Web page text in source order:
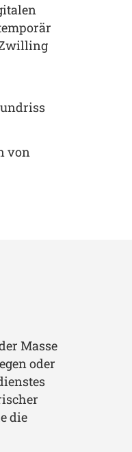
Zwilling
von
Masse
oder
die